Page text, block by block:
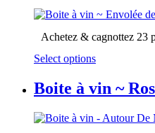
Achetez & cagnottez 23
Select options
Boite à vin ~